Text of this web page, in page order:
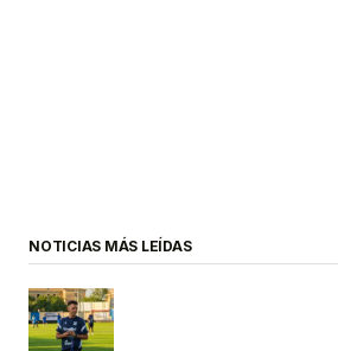
NOTICIAS MÁS LEÍDAS